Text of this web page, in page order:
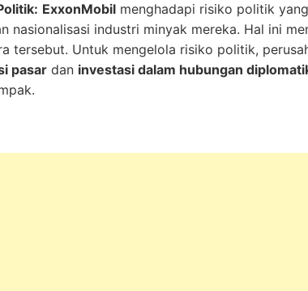
ExxonMobil menghadapi risiko politik
nasionalisasi industri minyak mereka. Hal ini
tersebut. Untuk mengelola risiko politik,
pasar dan investasi dalam hubungan